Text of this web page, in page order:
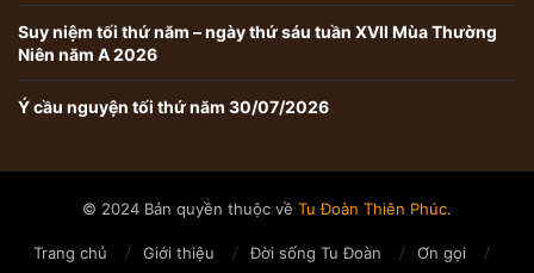
Suy niệm tối thứ năm – ngày thứ sáu tuần XVII Mùa Thường
Niên năm A 2026
Ý cầu nguyện tối thứ năm 30/07/2026
© 2024 Bản quyền thuộc về Tu Đoàn Thiên Phúc.
Trang chủ Giới thiệu Đời sống Tu Đoàn
Ơn gọi